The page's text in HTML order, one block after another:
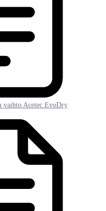
vaihto Acetec EvoDry